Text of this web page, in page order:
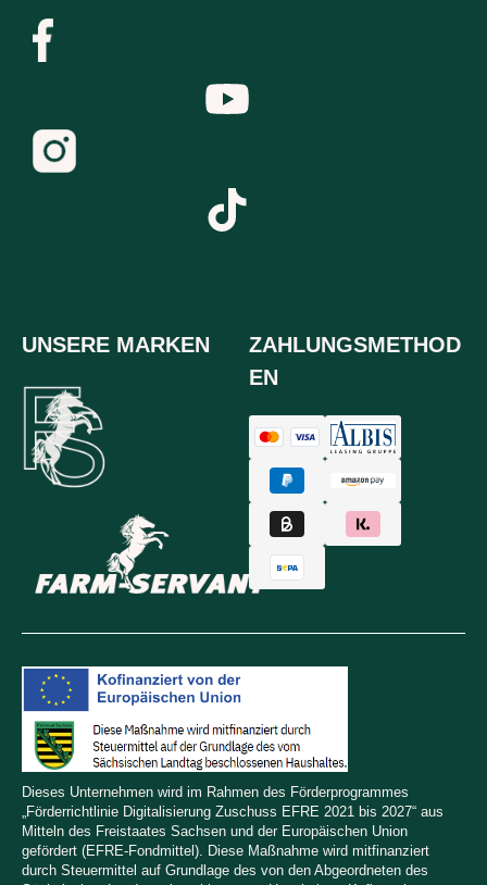
UNSERE MARKEN
ZAHLUNGSMETHOD
EN
Dieses Unternehmen wird im Rahmen des Förderprogrammes
„Förderrichtlinie Digitalisierung Zuschuss EFRE 2021 bis 2027“ aus
Mitteln des Freistaates Sachsen und der Europäischen Union
gefördert (EFRE-Fondmittel). Diese Maßnahme wird mitfinanziert
durch Steuermittel auf Grundlage des von den Abgeordneten des